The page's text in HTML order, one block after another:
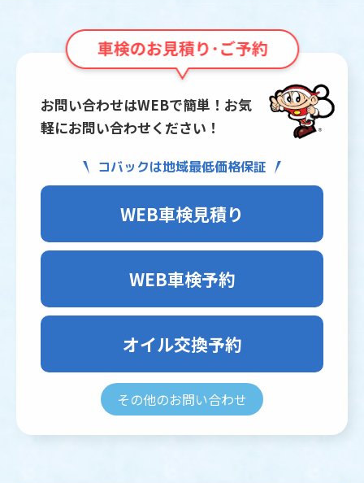
お問い合わせはWEBで簡単！お気
軽にお問い合わせください！
コバックは地域最低価格保証
WEB車検見積り
WEB車検予約
オイル交換予約
その他のお問い合わせ